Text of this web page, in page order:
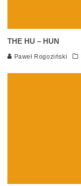
THE HU – HUN
Paweł Rogoziński